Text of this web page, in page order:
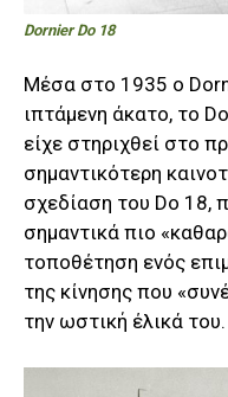
Dornier Do 18
Μέσα στο 1935 ο
ιπτάμενη άκατο, το
είχε στηριχθεί στο
σημαντικότερη
σχεδίαση του Do 18,
σημαντικά πιο
τοποθέτηση ενός
της κίνησης που
την ωστική έλικά του.